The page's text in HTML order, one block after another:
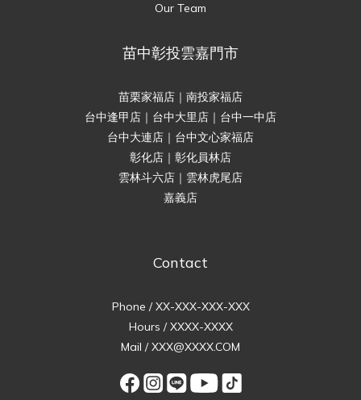
Our Team
苗中彰投雲嘉門市
苗栗家福店｜南投家福店
台中逢甲店｜台中大里店｜台中一中店
台中大連店｜台中文心家福店
彰化店｜彰化員林店
雲林斗六店｜雲林虎尾店
嘉義店
Contact
Phone / XX-XXX-XXX-XXX
Hours / XXXX-XXXX
Mail / XXX@XXXX.COM